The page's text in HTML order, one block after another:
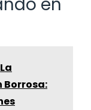
La
Borrosa: